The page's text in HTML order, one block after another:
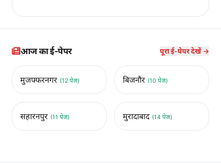
आज का ई-पेपर पूरा ई-पेपर देखें →
मुजफ्फरनगर (12 पेज) बिजनौर (10 पेज)
सहारनपुर (11 पेज) मुरादाबाद (14 पेज)